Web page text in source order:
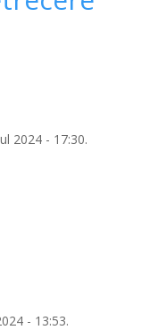
2024 - 17:30.
- 13:53.